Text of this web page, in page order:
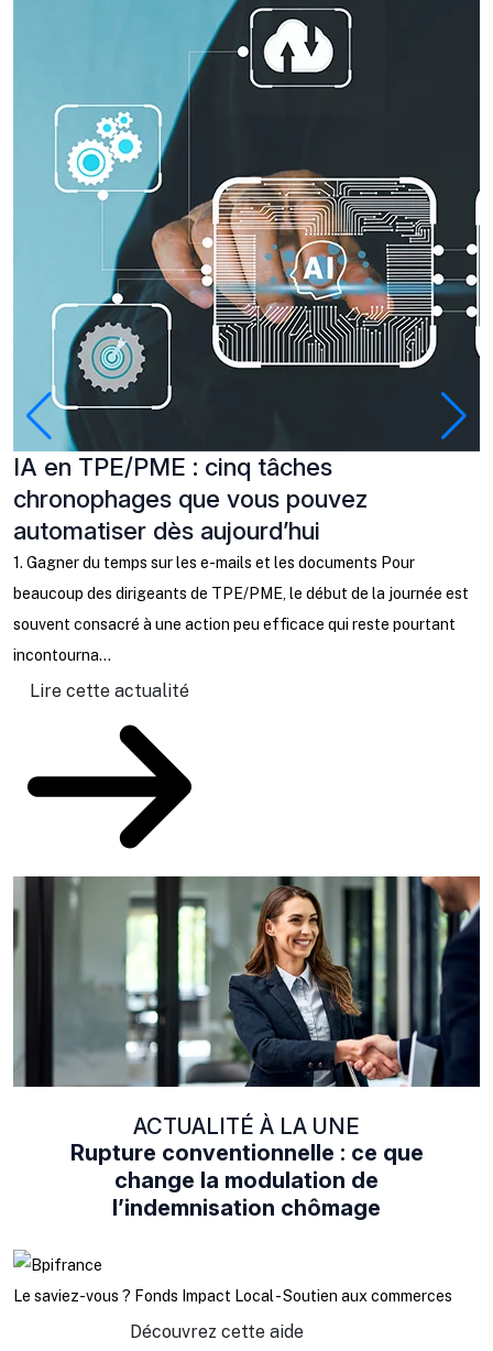
IA en TPE/PME : cinq tâches
chronophages que vous pouvez
automatiser dès aujourd’hui
1. Gagner du temps sur les e-mails et les documents Pour
beaucoup des dirigeants de TPE/PME, le début de la journée est
souvent consacré à une action peu efficace qui reste pourtant
incontourna...
Lire cette actualité
ACTUALITÉ À LA UNE
Rupture conventionnelle : ce que
change la modulation de
l’indemnisation chômage
Le saviez-vous ? Fonds Impact Local - Soutien aux commerces
Découvrez cette aide